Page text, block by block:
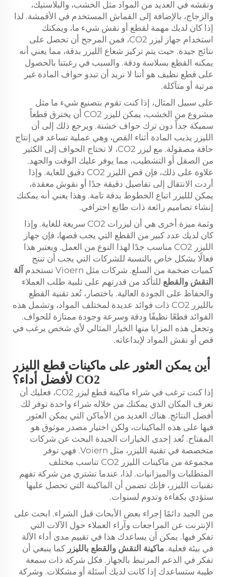
ونقشه في العديد من المواد مثل الخشب، والبلاستيك،
والزجاج، بالإضافة إلى القماش المستخدم في الأقمشة. لذا
إذا كان لديك مهمة لقطع أو نقش شيء ما، ويمكنك
استخدام جهاز ليزر CO2، فمن المرجح أن تحصل على
نتائج جيدة. حيث يتم تركيز شعاع الليزر بدقة، مما يعني أنه
يمكنه القطع بسلاسة ودقة. والسبب في رغبتنا بالحصول
على قطع نظيف هو أننا لا نريد أن تبدو حواف المادة غير
مرتبة أو متآكلة.
على سبيل المثال، إذا كنت تقوم بتصنيع شيء ما مثل
مشروع من الخشب، يمكن لليزر CO2 أن يخترق قطعاً
سميكة جداً دون ترك حواف خشنة. ويرجع ذلك إلى أن
الليزر يذيب المادة أثناء القص، وهي عملية تساعد في إنتاج
حافة مصقولة. مع ليزر CO2، لا تحتاج الحواف إلى الكثير
من الصقل أو التشطيب، مما يوفر عليك الوقت والجهد.
علاوة على ذلك، فإن قص الليزر CO2 دقيق للغاية. وإذا
أردت الانتقال إلى تفاصيل دقيقة جدًا أو نقوش معقدة،
يمكن للليزر اتباع الخطوط بدقة تامة. وهذا يعني أنه يمكنك
إنشاء تصاميم رائعة ذات طابع احترافي.
وثمة ميزة أخرى هي أن ليزرات CO2 سريعة للغاية. وإذا
كان لديك عدد كبير من القطع التي يجب قصها، فإن جهاز
الليزر CO2 مناسب جدًا لهذا النوع من العمل. ويعتبر هذا
فعالًا بشكل خاص بالنسبة للشركات التي يجب أن تنتج
كميات ضخمة من السلع. شركات مثل Vioern تستخدم
آلة
النقش والقطع للتأكد من قدرتهم على تلبية طلب العملاء
والحفاظ على الجودة العالية. باختصار، تُعد تقنية القطع
بالليزر CO2 ذات فوائد عديدة لمختلف المواد، وتشمل هذه
الفوائد قطعًا نظيفًا ودقة وسرعة وجودة ممتازة للحواف.
وتجعل هذه المزايا منها الخيار المثالي لأي شخص يرغب في
قص أو نقش المواد لإبداعاته.
أين يمكن العثور على ماكينات قطع الليزر
CO2 لأفضل أداء؟
إذا كنت ترغب في شراء ماكينة قطع ليزر CO2، فعليك أن
تعرف المكان الذي يمكنك من خلاله شراء واحدة توفر لك
أفضل النتائج. هناك العديد من الأماكن التي يمكن العثور
فيها على هذه الماكينات، ولكن اختيار مصدر موثوق هو
المفتاح. تُعد إحدى الخيارات الجيدة البحث عن شركات
متخصصة في تقنية الليزر، مثل Voiern. فهي توفر
مجموعة من ماكينات الليزر CO2 تناسب مختلف
المتطلبات والميزانيات. لذا، عندما تشتري من شركة تفهم
تقنيات الليزر، فإنك تضمن أن الماكينة التي تحصل عليها
ستؤدي بكفاءة وتدوم لسنوات.
من الجيد دائمًا إجراء بعض الأبحاث قبل الشراء. ابحث على
الإنترنت عن المراجعات وآراء العملاء حول الآلات التي
تفكر فيها. يمكن أن يساعدك هذا في تقييم مدى أداء الآلة
في بيئة فعلية. ماكينة النقش والقطع بالليزر كما ينبغي أن
تفكر في الدعم المرتبط بالجهاز. فكل شركة ذات سمعة
طيبة ستساعدك إذا كانت لديك أسئلة أو مشكلات. وشركة